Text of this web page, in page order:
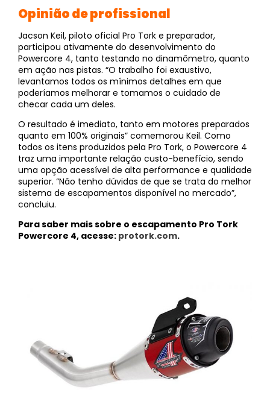
Opinião de profissional
Jacson Keil, piloto oficial Pro Tork e preparador,
participou ativamente do desenvolvimento do
Powercore 4, tanto testando no dinamômetro, quanto
em ação nas pistas. “O trabalho foi exaustivo,
levantamos todos os mínimos detalhes em que
poderíamos melhorar e tomamos o cuidado de
checar cada um deles.
O resultado é imediato, tanto em motores preparados
quanto em 100% originais” comemorou Keil. Como
todos os itens produzidos pela Pro Tork, o Powercore 4
traz uma importante relação custo-benefício, sendo
uma opção acessível de alta performance e qualidade
superior. “Não tenho dúvidas de que se trata do melhor
sistema de escapamentos disponível no mercado”,
concluiu.
Para saber mais sobre o escapamento Pro Tork
Powercore 4, acesse: protork.com.